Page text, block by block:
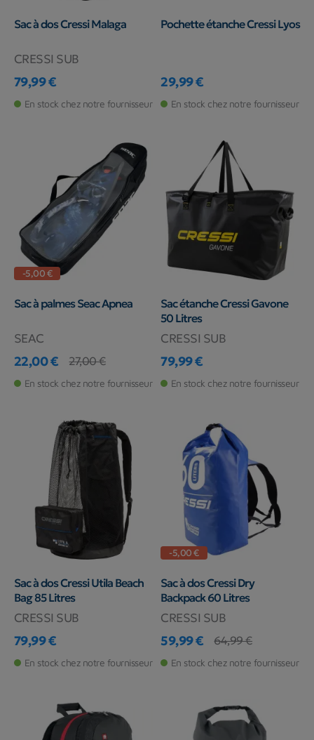
Sac à dos Cressi Malaga
CRESSI SUB
Prix
79,99 €
En stock chez notre fournisseur
Pochette étanche Cressi Lyos
Prix
29,99 €
En stock chez notre fournisseur
-5,00 €
Sac à palmes Seac Apnea
SEAC
Prix
22,00 €
Prix de base
27,00 €
En stock chez notre fournisseur
Sac étanche Cressi Gavone
50 Litres
CRESSI SUB
Prix
79,99 €
En stock chez notre fournisseur
Sac à dos Cressi Utila Beach
Bag 85 Litres
CRESSI SUB
Prix
79,99 €
En stock chez notre fournisseur
-5,00 €
Sac à dos Cressi Dry
Backpack 60 Litres
CRESSI SUB
Prix
59,99 €
Prix de base
64,99 €
En stock chez notre fournisseur